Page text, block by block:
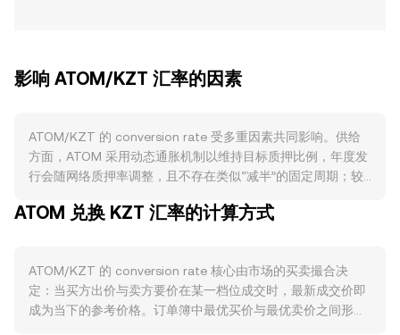
影响 ATOM/KZT 汇率的因素
ATOM/KZT 的 conversion rate 受多重因素共同影响。供给
方面，ATOM 采用动态通胀机制以维持目标质押比例，年度发
行会随网络质押率调整，且不存在类似“减半”的固定周期；较
具有滞后性；费用中可能出现的销毁或治理提案引发的参数调
跨链生态（如 IBC、互链安全 ICS）带来的实用性使用，都能
提升对 ATOM 的实际使用与持有意愿；生态活跃度、手续费与
跨链流量上升，往往对应更强的链上需求。在宏观维度，
ATOM 兑换 KZT 汇率的计算方式
ATOM/KZT 的 conversion rate 核心由市场的买卖撮合决
定：当买方出价与卖方要价在某一档位成交时，最新成交价即
成为当下的参考价格。订单簿中最优买价与最优卖价之间形成